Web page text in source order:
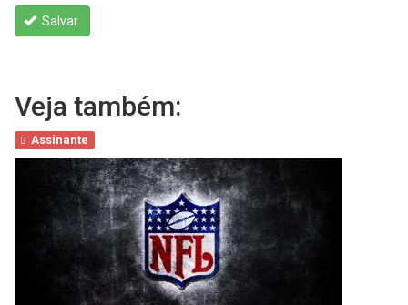
Salvar
Veja também:
Assinante